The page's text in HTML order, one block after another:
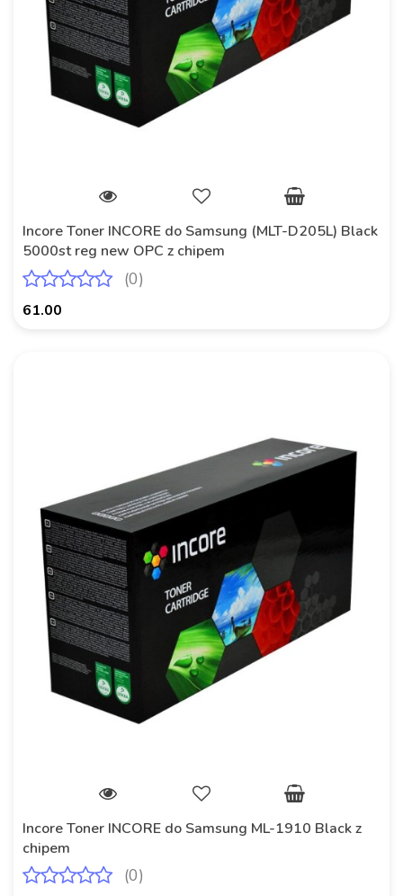
Incore Toner INCORE do Samsung (MLT-D205L) Black
5000st reg new OPC z chipem
(0)
61.00
Incore Toner INCORE do Samsung ML-1910 Black z
chipem
(0)